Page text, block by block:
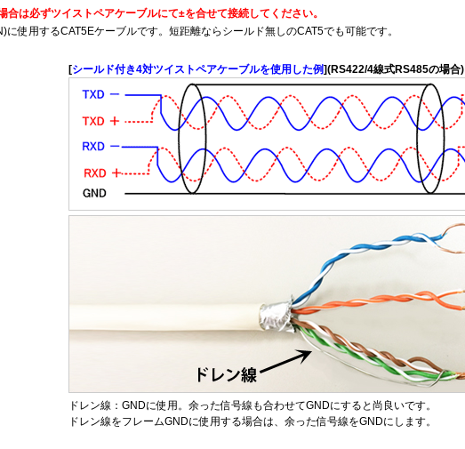
合は必ずツイストペアケーブルにて±を合せて接続してください。
に使用するCAT5Eケーブルです。短距離ならシールド無しのCAT5でも可能です。
[シールド付き4対ツイストペアケーブルを使用した例](RS422/4線式RS485の場合)
ドレン線：GNDに使用。余った信号線も合わせてGNDにすると尚良いです。
ドレン線をフレームGNDに使用する場合は、余った信号線をGNDにします。